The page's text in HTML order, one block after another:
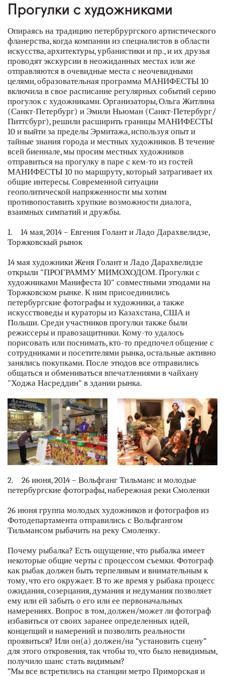
наши партнеры
контакты
rus
eng
Прогулки с художниками
Опираясь на традицию петербрургского артистического
фланерства, когда компании из специалистов в области
искусства, архитектуры, урбанистики и пр., и их друзья
проводят экскурсии в неожиданных местах или же
отправляются в очевидные места с неочевидными
целями, образовательная программа МАНИФЕСТЫ 10
включила в свое расписание регулярных событий серию
прогулок с художниками. Организаторы, Ольга Житлина
(Санкт-Петербург) и Эмили Ньюман (Санкт-Петербург/
Питтсбург), решили расширить границы МАНИФЕСТЫ
10 и выйти за пределы Эрмитажа, используя опыт и
тайные знания города и местных художников. В течение
всей биеннале, мы просим местных художников
отправиться на прогулку в паре с кем-то из гостей
МАНИФЕСТЫ 10 по маршруту, который затрагивает их
общие интересы. Современной ситуации
геополитической напряженности мы хотим
противопоставить хрупкие возможности диалога,
взаимных симпатий и дружбы.
1. 14 мая, 2014 – Евгения Голант и Ладо Дарахвелидзе,
Торжковскый рынок
14 мая художники Женя Голант и Ладо Дарахвелидзе
открыли "ПРОГРАММУ МИМОХОДОМ. Прогулки с
художниками Манифеста 10" совместными этюдами на
Торжковском рынке. К ним присоединились
петербургские фотографы и художники, а также
искусствоведы и кураторы из Казахстана, США и
Польши. Среди участников прогулки также были
режиссеры и правозащитники. Кому-то удалось
порисовать или поснимать, кто-то предпочел общение с
сотрудниками и посетителями рынка, остальные активно
занялись покупками. После этюдов все отправились
общаться и обмениваться впечатлениями в чайхану
"Ходжа Насреддин" в здании рынка.
2. 26 июня, 2014 – Вольфганг Тильманс и молодые
петербургские фотографы, набережная реки Смоленки
26 июня группа молодых художников и фотографов из
Фотодепартамента отправились с Вольфгангом
Тильмансом рыбачить на реку Смоленку.
Почему рыбалка? Есть ощущение, что рыбалка имеет
некоторые общие черты с процессом съемки. Фотограф
как рыбак должен быть терпеливым и внимательным к
тому, что его окружает. В то же время у рыбака процесс
ожидания, созерцания, думания и недумания позволяет
ему или ей забыть о его или ее первоначальных
намерениях. Вопрос в том, должен/может ли фотограф
избавиться от своих заранее определенных идей,
концепций и намерений и позволить реальности
проявиться? Или он(а) должен/на “установить сцену”
для этого откровения, так чтобы то, что было невидимым,
получило шанс стать видимым?
“Мы все встретились на станции метро Приморская и